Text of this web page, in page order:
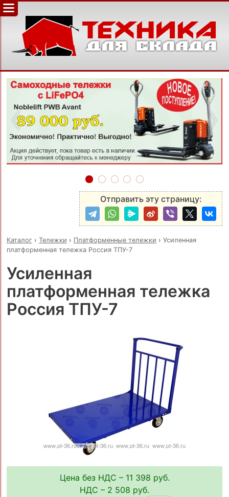
‹ ›
Отправить эту страницу:
Каталог› Тележки › Платформенные тележки › Усиленная
платформенная тележка Россия ТПУ-7
Усиленная
платформенная тележка
Россия ТПУ-7
Цена без НДС – 11 398 руб.
НДС – 2 508 руб.